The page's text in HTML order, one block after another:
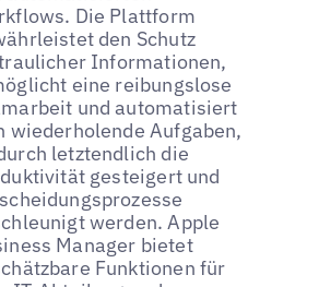
Die Plattform
den Schutz
Informationen,
eine reibungslose
und automatisiert
wiederholende Aufgaben,
letztendlich die
gesteigert und
werden. Apple
Manager bietet
Funktionen für